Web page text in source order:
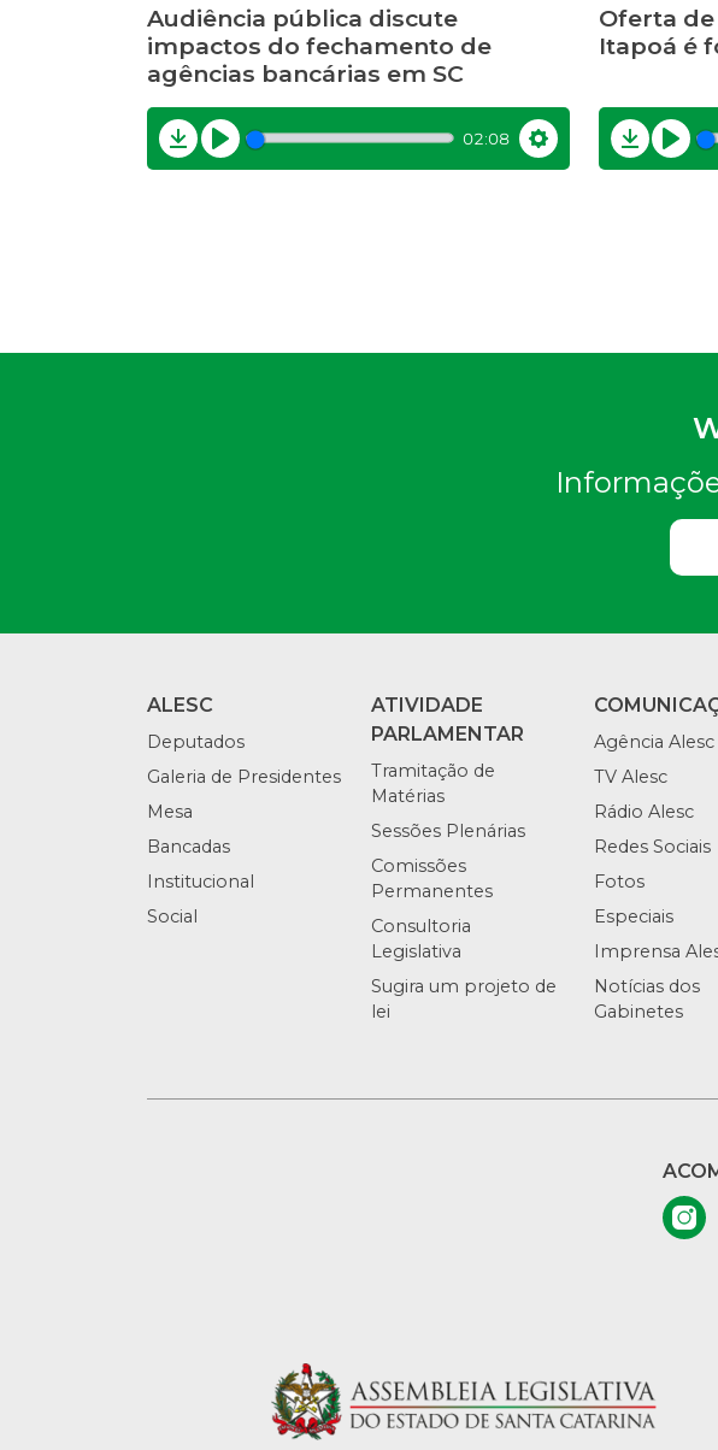
Audiência pública discute
impactos do fechamento de
agências bancárias em SC
Download
Play
02:08
Settings
Oferta
Itapoá é
Play
ALESC
Deputados
Galeria de Presidentes
Mesa
Bancadas
Institucional
Social
ATIVIDADE
PARLAMENTAR
Tramitação de
Matérias
Sessões Plenárias
Comissões
Permanentes
Consultoria
Legislativa
Sugira um projeto de
lei
Agência Alesc
TV Alesc
Rádio Alesc
Redes Sociais
Fotos
Especiais
Imprensa
Notícias dos
Gabinetes